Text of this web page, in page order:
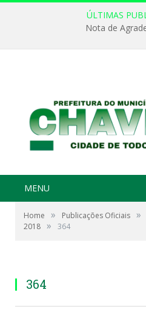
ÚLTIMAS
Nota de
MENU
Home » Publicações Oficiais »
2018 » 364
364